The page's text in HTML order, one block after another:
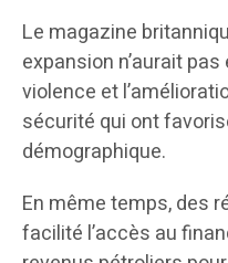
Le magazine
expansion n’aurait
violence et
sécurité qui ont
démographique.
En même temps, des
facilité l’accès au